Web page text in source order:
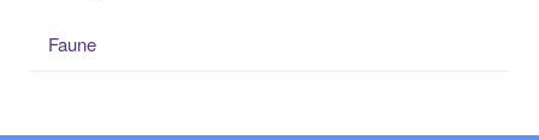
Faune